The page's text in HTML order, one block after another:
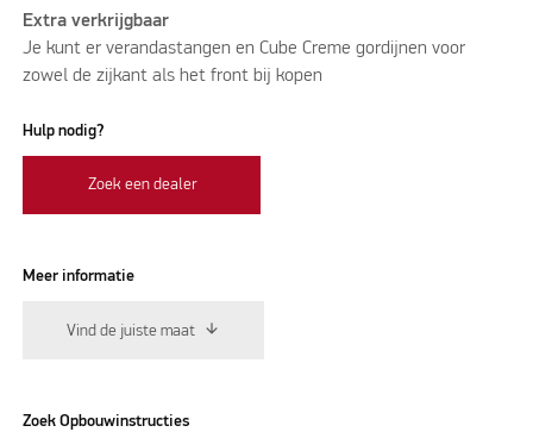
Extra verkrijgbaar
Je kunt er verandastangen en Cube Creme gordijnen voor
zowel de zijkant als het front bij kopen
Hulp nodig?
Zoek een dealer
Meer informatie
Vind de juiste maat
Zoek Opbouwinstructies